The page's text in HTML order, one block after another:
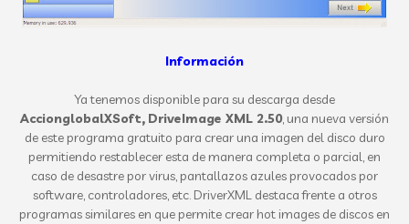
Información
Ya tenemos disponible para su descarga desde
AccionglobalXSoft, DriveImage XML 2.50, una nueva versión
de este programa gratuito para crear una imagen del disco duro
permitiendo restablecer esta de manera completa o parcial, en
caso de desastre por virus, pantallazos azules provocados por
software, controladores, etc. DriverXML destaca frente a otros
programas similares en que permite crear hot images de discos en